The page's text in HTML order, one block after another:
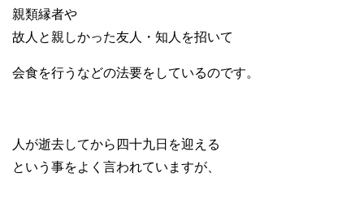
親類縁者や
故人と親しかった友人・知人を招いて
会食を行うなどの法要をしているのです。
人が逝去してから四十九日を迎える
という事をよく言われていますが、